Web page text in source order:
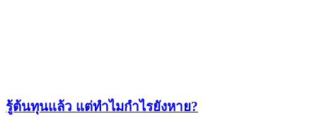
รู้ต้นทุนแล้ว แต่ทำไมกำไรยังหาย?